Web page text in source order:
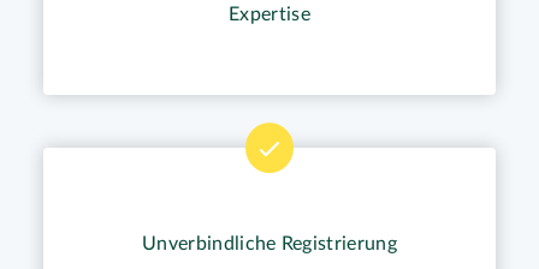
Expertise
Unverbindliche Registrierung